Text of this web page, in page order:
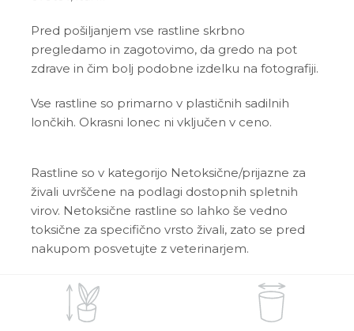
Pred pošiljanjem vse rastline skrbno
pregledamo in zagotovimo, da gredo na pot
zdrave in čim bolj podobne izdelku na fotografiji.
Vse rastline so primarno v plastičnih sadilnih
lončkih. Okrasni lonec ni vključen v ceno.
Rastline so v kategorijo Netoksične/prijazne za
živali uvrščene na podlagi dostopnih spletnih
virov. Netoksične rastline so lahko še vedno
toksične za specifično vrsto živali, zato se pred
nakupom posvetujte z veterinarjem.